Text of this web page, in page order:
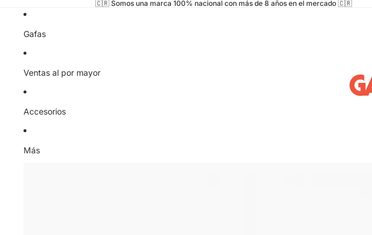
🇨🇷 Somos una marca 100% nacional con más de 8 años en el mercado 🇨🇷
Gafas
Ventas al por mayor
Accesorios
Más